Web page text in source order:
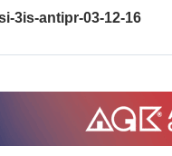
3is-antipr-03-12-16